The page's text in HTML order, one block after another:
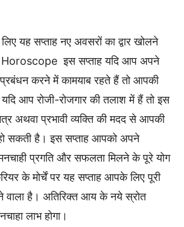
यह सप्ताह नए अवसरों का द्वार खोलने
Horoscope इस सप्ताह यदि आप अपने
करने में कामयाब रहते हैं तो आपकी
आप रोजी-रोजगार की तलाश में हैं तो इस
अथवा प्रभावी व्यक्ति की मदद से आपकी
हो सकती है। इस सप्ताह आपको अपने
प्रगति और सफलता मिलने के पूरे योग
के मोर्चें पर यह सप्ताह आपके लिए पूरी
है। अतिरिक्त आय के नये स्रोत
लाभ होगा।